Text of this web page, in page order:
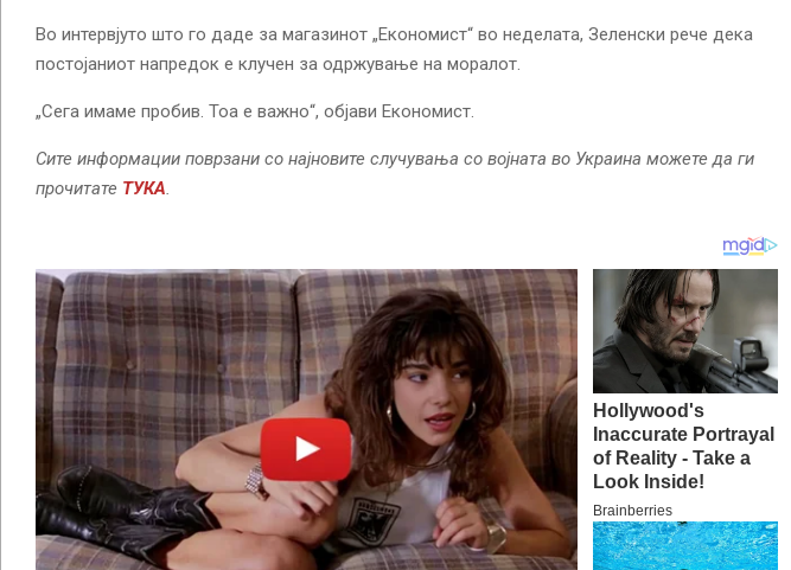
Во интервјуто што го даде за магазинот „Економист“ во неделата, Зеленски рече дека
постојаниот напредок е клучен за одржување на моралот.
„Сега имаме пробив. Тоа е важно“, објави Економист.
Сите информации поврзани со најновите случувања со војната во Украина можете да ги
прочитате ТУКА.